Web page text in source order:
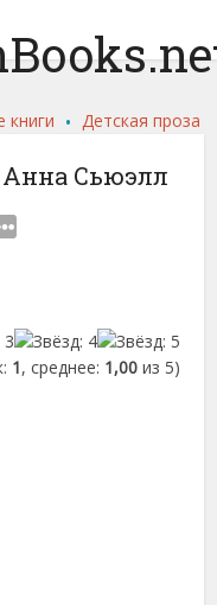
книги . Детская проза
Сьюэлл
1, среднее: 1,00из 5)